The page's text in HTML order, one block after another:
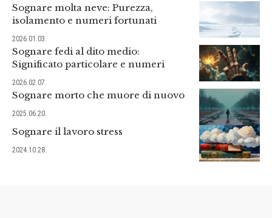
Sognare molta neve: Purezza,
isolamento e numeri fortunati
2026.01.03.
Sognare fedi al dito medio:
Significato particolare e numeri
2026.02.07.
Sognare morto che muore di nuovo
2025.06.20.
Sognare il lavoro stress
2024.10.28.